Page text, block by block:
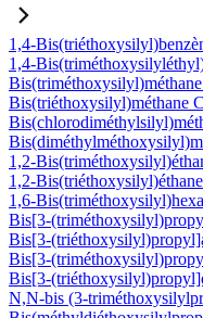
1,4-
1,4-
Bis(triéthoxysilyl)méthane
1,2-
1,2-
1,6-
Bis[3-
Bis[3-
Bis[3-
Bis[3-
N,N-bis (3-